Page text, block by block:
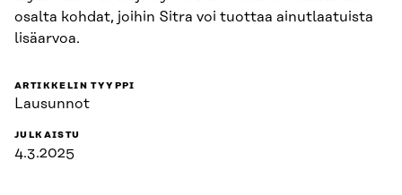
osalta kohdat, joihin Sitra voi tuottaa ainutlaatuista
lisäarvoa.
ARTIKKELIN TYYPPI
Lausunnot
JULKAISTU
4.3.2025